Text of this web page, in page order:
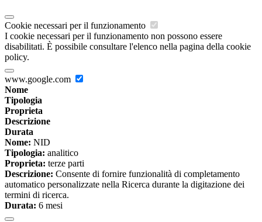
Cookie necessari per il funzionamento
I cookie necessari per il funzionamento non possono essere
disabilitati. È possibile consultare l'elenco nella pagina della cookie
policy.
www.google.com
Nome
Tipologia
Proprieta
Descrizione
Durata
Nome: NID
Tipologia: analitico
Proprieta: terze parti
Descrizione: Consente di fornire funzionalità di completamento
automatico personalizzate nella Ricerca durante la digitazione dei
termini di ricerca.
Durata: 6 mesi